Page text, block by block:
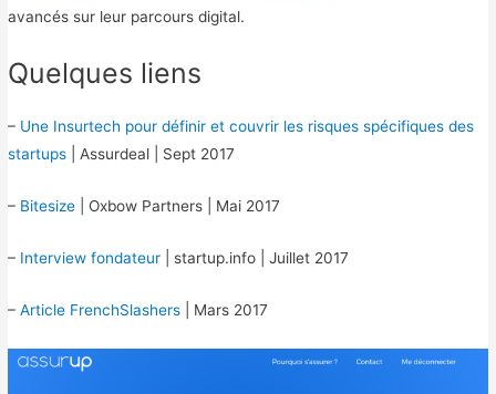
avancés sur leur parcours digital.
Quelques liens
– Une Insurtech pour définir et couvrir les risques spécifiques des
startups | Assurdeal | Sept 2017
– Bitesize | Oxbow Partners | Mai 2017
– Interview fondateur | startup.info | Juillet 2017
–Article FrenchSlashers | Mars 2017